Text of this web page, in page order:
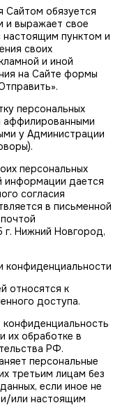
Сайтом обязуется
и выражает свое
настоящим пунктом и
своих
и иной
на Сайте формы
персональных
аффилированными
у Администрации
персональных
информации дается
согласия
в письменной
г. Нижний Новгород,
конфиденциальности
относятся к
доступа.
их обработке в
РФ.
персональные
третьим лицам без
если иное не
или настоящим